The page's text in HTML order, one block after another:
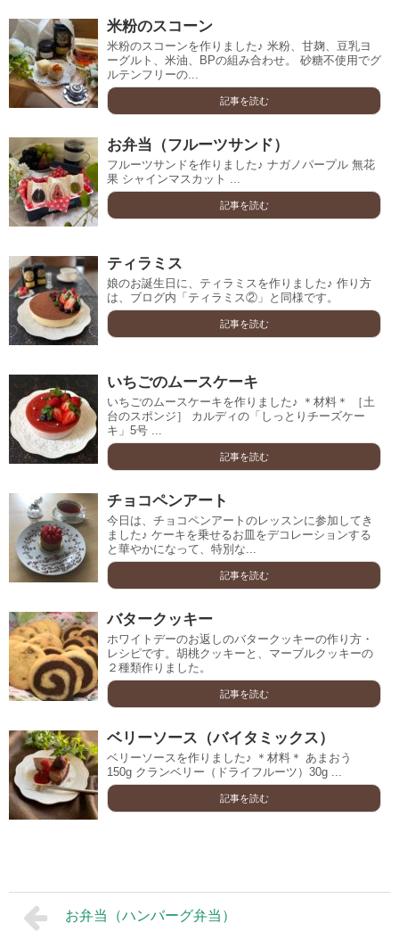
米粉のスコーン
米粉のスコーンを作りました♪ 米粉、甘麹、豆乳ヨ
ーグルト、米油、BPの組み合わせ。 砂糖不使用でグ
ルテンフリーの...
記事を読む
お弁当（フルーツサンド）
フルーツサンドを作りました♪ ナガノパープル 無花
果 シャインマスカット ...
記事を読む
ティラミス
娘のお誕生日に、ティラミスを作りました♪ 作り方
は、ブログ内「ティラミス②」と同様です。
記事を読む
いちごのムースケーキ
いちごのムースケーキを作りました♪ ＊材料＊ ［土
台のスポンジ］ カルディの「しっとりチーズケー
キ」5号 ...
記事を読む
チョコペンアート
今日は、チョコペンアートのレッスンに参加してき
ました♪ ケーキを乗せるお皿をデコレーションする
と華やかになって、特別な...
記事を読む
バタークッキー
ホワイトデーのお返しのバタークッキーの作り方・
レシピです。胡桃クッキーと、マーブルクッキーの
２種類作りました。
記事を読む
ベリーソース（バイタミックス）
ベリーソースを作りました♪ ＊材料＊ あまおう
150g クランベリー（ドライフルーツ）30g ...
記事を読む
お弁当（ハンバーグ弁当）